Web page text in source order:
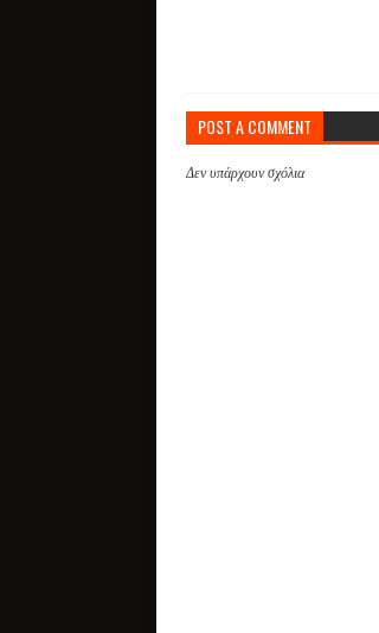
POST A COMMENT
Δεν υπάρχουν σχόλια